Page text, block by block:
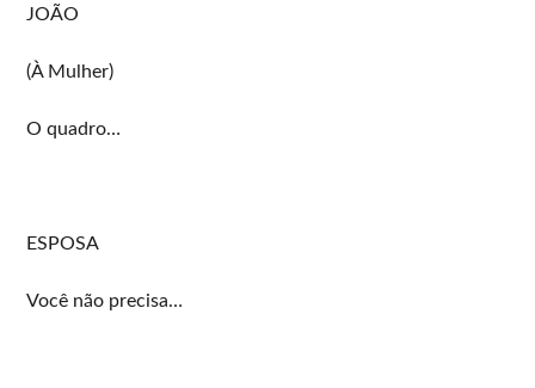
JOÃO
(À Mulher)
O quadro…
ESPOSA
Você não precisa…